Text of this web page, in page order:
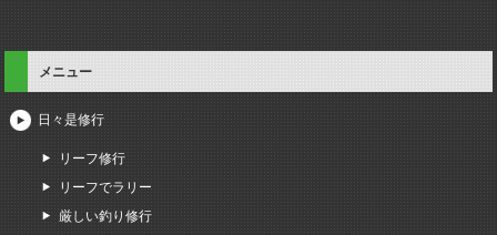
メニュー
日々是修行
リーフ修行
リーフでラリー
厳しい釣り修行